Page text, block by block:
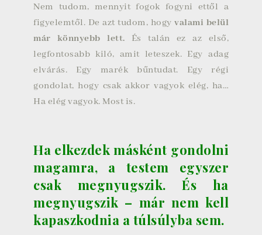
Nem tudom, mennyit fogok fogyni ettől a
figyelemtől. De azt tudom, hogy valami belül
már könnyebb lett. És talán ez az első,
legfontosabb kiló, amit leteszek. Egy adag
elvárás. Egy marék bűntudat. Egy régi
gondolat, hogy csak akkor vagyok elég, ha…
Ha elég vagyok. Most is.
Ha elkezdek másként gondolni
magamra, a testem egyszer
csak megnyugszik. És ha
megnyugszik – már nem kell
kapaszkodnia a túlsúlyba sem.